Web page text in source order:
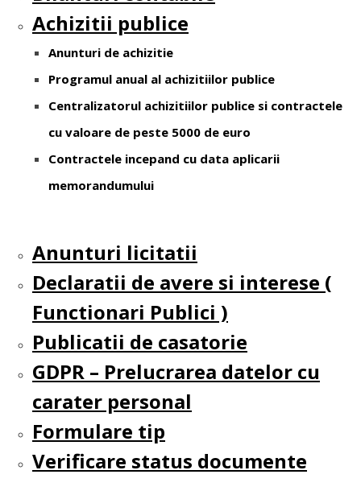
Achizitii publice
Anunturi de achizitie
Programul anual al achizitiilor publice
Centralizatorul achizitiilor publice si contractele
cu valoare de peste 5000 de euro
Contractele incepand cu data aplicarii
memorandumului
Anunturi licitatii
Declaratii de avere si interese (
Functionari Publici )
Publicatii de casatorie
GDPR – Prelucrarea datelor cu
carater personal
Formulare tip
Verificare status documente